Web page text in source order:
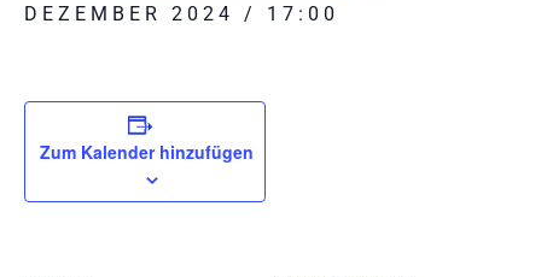
DEZEMBER 2024 / 17:00
Zum Kalender hinzufügen